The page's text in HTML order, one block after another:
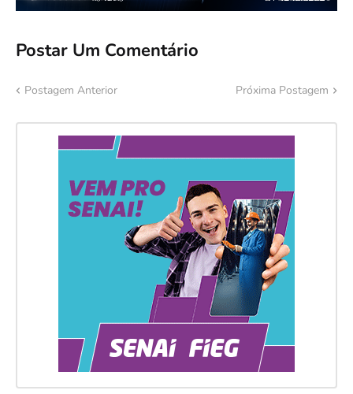
Postar Um Comentário
Postagem Anterior Próxima Postagem